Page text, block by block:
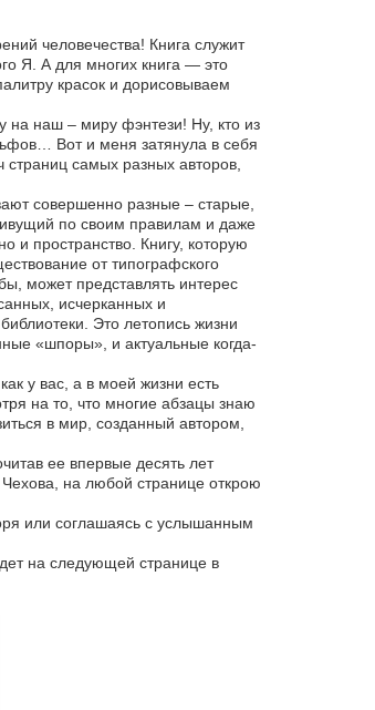
человечества! Книга служит
Я. А для многих книга — это
красок и дорисовываем
на наш – миру фэнтези! Ну, кто из
Вот и меня затянула в себя
страниц самых разных авторов,
совершенно разные – старые,
по своим правилам и даже
и пространство. Книгу, которую
от типографского
может представлять интерес
исчерканных и
Это летопись жизни
«шпоры», и актуальные когда-
у вас, а в моей жизни есть
на то, что многие абзацы знаю
в мир, созданный автором,
ее впервые десять лет
на любой странице открою
или соглашаясь с услышанным
на следующей странице в